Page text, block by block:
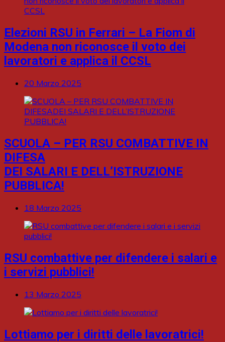
Elezioni RSU in Ferrari – La Fiom di
Modena non riconosce il voto dei
lavoratori e applica il CCSL
20 Marzo 2025
SCUOLA – PER RSU COMBATTIVE IN
DIFESA
DEI SALARI E DELL’ISTRUZIONE
PUBBLICA!
18 Marzo 2025
RSU combattive per difendere i salari e
i servizi pubblici!
13 Marzo 2025
Lottiamo per i diritti delle lavoratrici!